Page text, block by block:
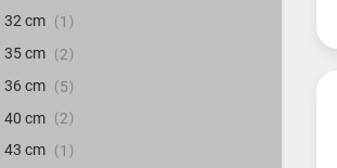
32 cm
1
35 cm
2
36 cm
5
40 cm
2
43 cm
1